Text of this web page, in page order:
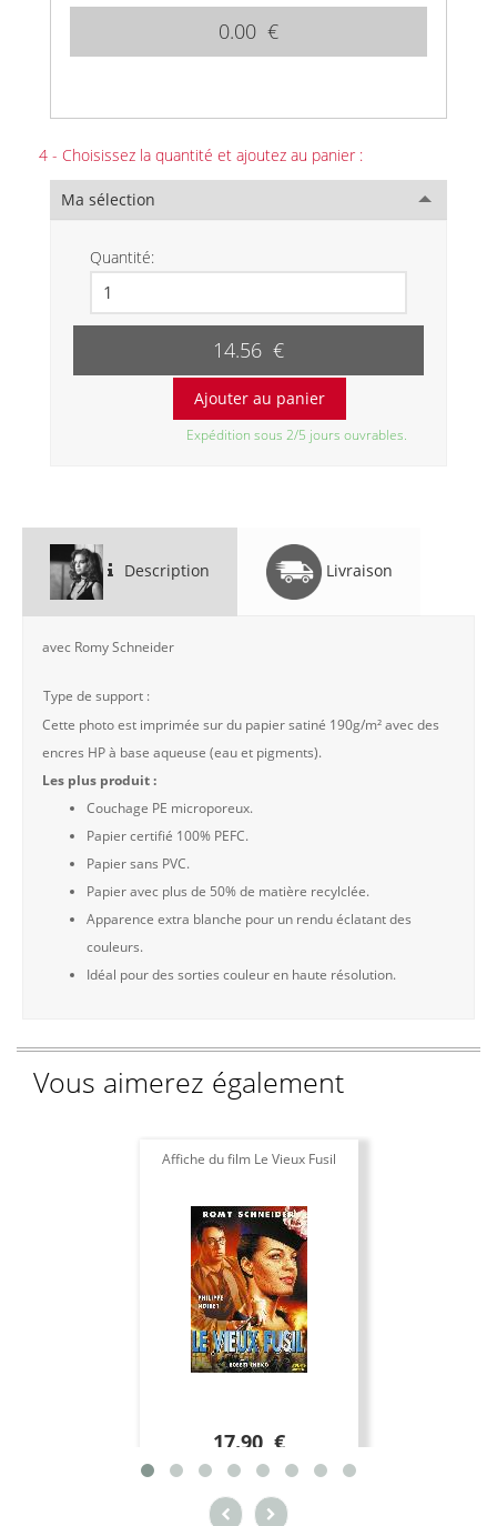
0.00 €
4 - Choisissez la quantité et ajoutez au panier :
Ma sélection
Quantité:
14.56 €
Expédition sous 2/5 jours ouvrables.
Description Livraison
avec Romy Schneider
Type de support :
Cette photo est imprimée sur du papier satiné 190g/m² avec des
encres HP à base aqueuse (eau et pigments).
Les plus produit :
Couchage PE microporeux.
Papier certifié 100% PEFC.
Papier sans PVC.
Papier avec plus de 50% de matière recylclée.
Apparence extra blanche pour un rendu éclatant des
couleurs.
Idéal pour des sorties couleur en haute résolution.
Vous aimerez également
Affiche du film Le Vieux Fusil
17.90 €